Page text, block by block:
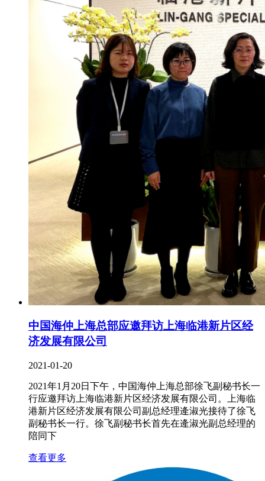
中国海仲上海总部应邀拜访上海临港新片区经
济发展有限公司
2021-01-20
2021年1月20日下午，中国海仲上海总部徐飞副秘书长一
行应邀拜访上海临港新片区经济发展有限公司。上海临
港新片区经济发展有限公司副总经理逄淑光接待了徐飞
副秘书长一行。徐飞副秘书长首先在逄淑光副总经理的
陪同下
查看更多